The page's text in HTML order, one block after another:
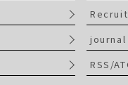
Recruit
journal
RSS/